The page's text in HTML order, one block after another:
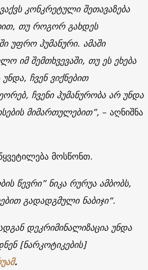
კონკრეტული შეთავაზება
თუ როგორ გახდეს
უფრო ჰუმანური. ამაში
იმ შემთხვევაში, თუ ეს ეხება
ჩვენ ვიქნებით
ჩვენი ჰუმანურობა არ უნდა
მიმართულებით”, – აღნიშნა
მოსწონთ.
წევრი” ნიკა რურუა ამბობს,
გადადგმული ნაბიჯი“.
დეკრიმინალიზაცია უნდა
[ნარკოტიკების]
.